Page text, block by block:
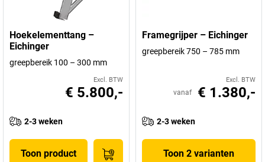
Hoekelementtang –
Eichinger
greepbereik 100 – 300 mm
Excl. BTW
€ 5.800,-
2-3 weken
Toon product
Framegrijper – Eichinger
greepbereik 750 – 785 mm
Excl. BTW
vanaf € 1.380,-
2-3 weken
Toon 2 varianten